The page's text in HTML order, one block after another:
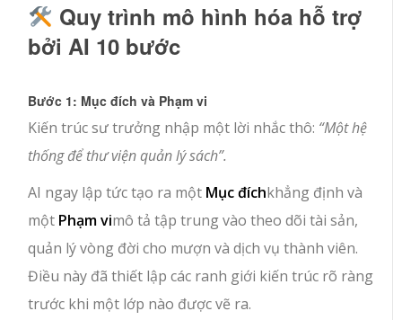
Quy trình mô hình hóa hỗ trợ
bởi AI 10 bước
Bước 1: Mục đích và Phạm vi
Kiến trúc sư trưởng nhập một lời nhắc thô: “Một hệ
thống để thư viện quản lý sách”.
AI ngay lập tức tạo ra một Mục đíchkhẳng định và
một Phạm vimô tả tập trung vào theo dõi tài sản,
quản lý vòng đời cho mượn và dịch vụ thành viên.
Điều này đã thiết lập các ranh giới kiến trúc rõ ràng
trước khi một lớp nào được vẽ ra.